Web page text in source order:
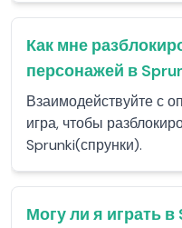
Как мне
персонажей в
Взаимодействуйте с
игра, чтобы
Sprunki(спрунки).
Могу ли я играть